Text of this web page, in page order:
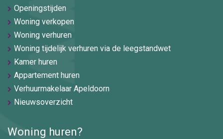
Openingstijden
Woning verkopen
Woning verhuren
Woning tijdelijk verhuren via de leegstandwet
Kamer huren
Appartement huren
Verhuurmakelaar Apeldoorn
Nieuwsoverzicht
Woning huren?